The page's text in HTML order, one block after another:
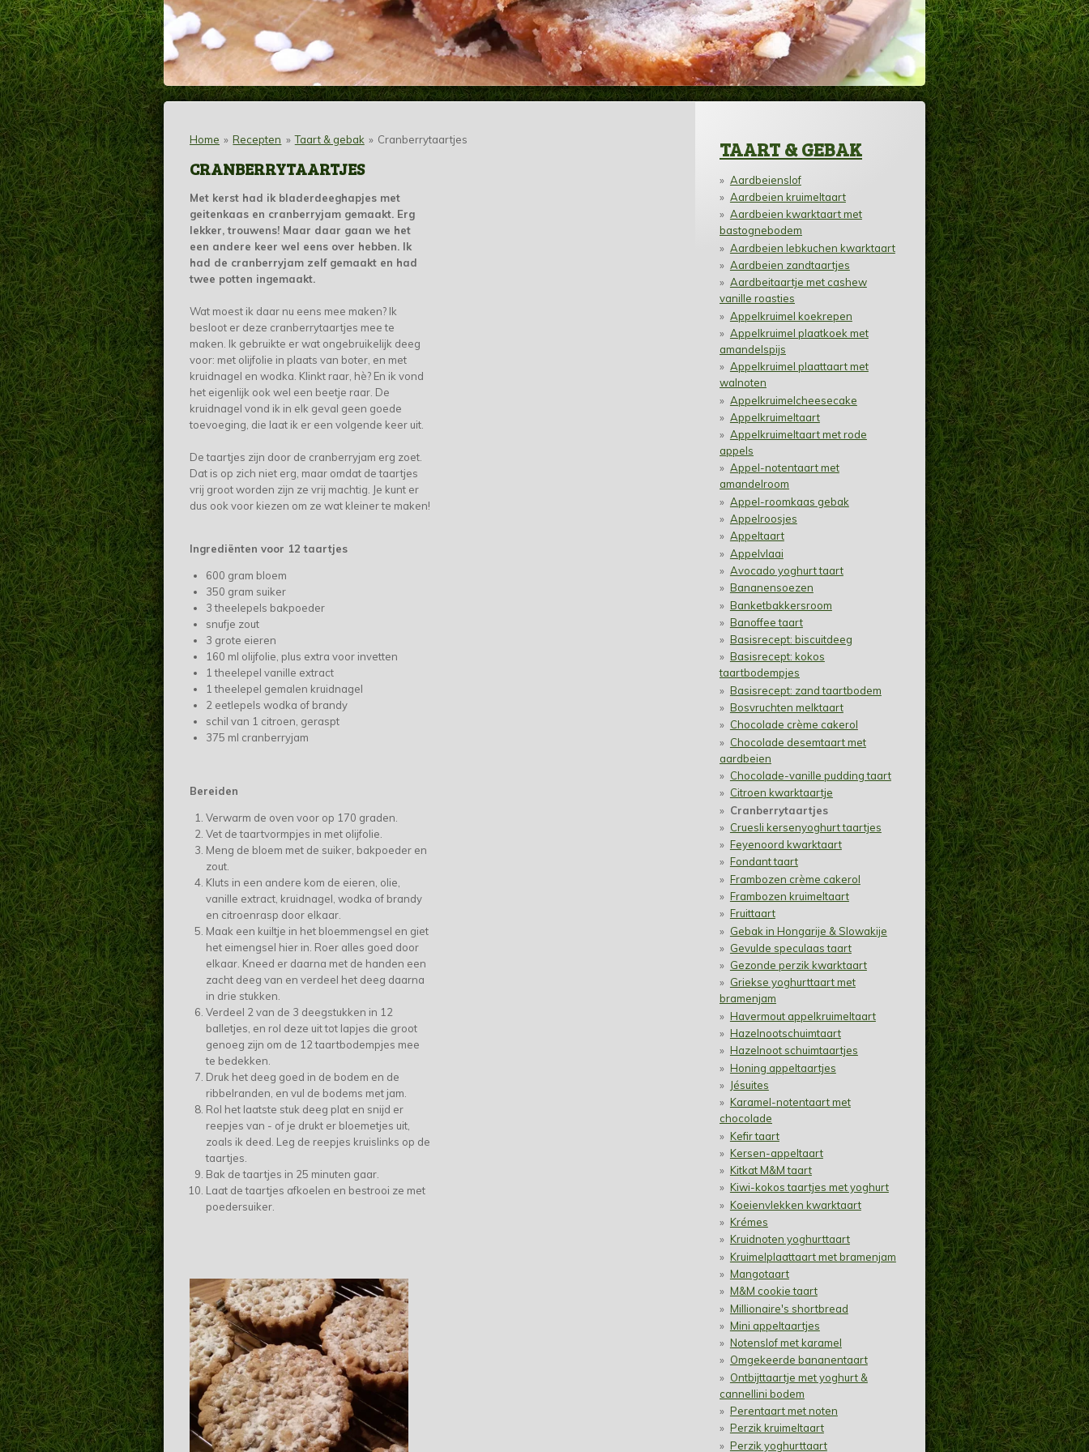
Home » Recepten » Taart & gebak » Cranberrytaartjes
CRANBERRYTAARTJES
Met kerst had ik bladerdeeghapjes met
geitenkaas en cranberryjam gemaakt. Erg
lekker, trouwens! Maar daar gaan we het
een andere keer wel eens over hebben. Ik
had de cranberryjam zelf gemaakt en had
twee potten ingemaakt.
Wat moest ik daar nu eens mee maken? Ik
besloot er deze cranberrytaartjes mee te
maken. Ik gebruikte er wat ongebruikelijk deeg
voor: met olijfolie in plaats van boter, en met
kruidnagel en wodka. Klinkt raar, hè? En ik vond
het eigenlijk ook wel een beetje raar. De
kruidnagel vond ik in elk geval geen goede
toevoeging, die laat ik er een volgende keer uit.
De taartjes zijn door de cranberryjam erg zoet.
Dat is op zich niet erg, maar omdat de taartjes
vrij groot worden zijn ze vrij machtig. Je kunt er
dus ook voor kiezen om ze wat kleiner te maken!
Ingrediënten voor 12 taartjes
600 gram bloem
350 gram suiker
3 theelepels bakpoeder
snufje zout
3 grote eieren
160 ml olijfolie, plus extra voor invetten
1 theelepel vanille extract
1 theelepel gemalen kruidnagel
2 eetlepels wodka of brandy
schil van 1 citroen, geraspt
375 ml cranberryjam
Bereiden
Verwarm de oven voor op 170 graden.
Vet de taartvormpjes in met olijfolie.
Meng de bloem met de suiker, bakpoeder en
zout.
Kluts in een andere kom de eieren, olie,
vanille extract, kruidnagel, wodka of brandy
en citroenrasp door elkaar.
Maak een kuiltje in het bloemmengsel en giet
het eimengsel hier in. Roer alles goed door
elkaar. Kneed er daarna met de handen een
zacht deeg van en verdeel het deeg daarna
in drie stukken.
Verdeel 2 van de 3 deegstukken in 12
balletjes, en rol deze uit tot lapjes die groot
genoeg zijn om de 12 taartbodempjes mee
te bedekken.
Druk het deeg goed in de bodem en de
ribbelranden, en vul de bodems met jam.
Rol het laatste stuk deeg plat en snijd er
reepjes van - of je drukt er bloemetjes uit,
zoals ik deed. Leg de reepjes kruislinks op de
taartjes.
Bak de taartjes in 25 minuten gaar.
Laat de taartjes afkoelen en bestrooi ze met
poedersuiker.
TAART & GEBAK
Aardbeienslof
Aardbeien kruimeltaart
Aardbeien kwarktaart met
bastognebodem
Aardbeien lebkuchen kwarktaart
Aardbeien zandtaartjes
Aardbeitaartje met cashew
vanille roasties
Appelkruimel koekrepen
Appelkruimel plaatkoek met
amandelspijs
Appelkruimel plaattaart met
walnoten
Appelkruimelcheesecake
Appelkruimeltaart
Appelkruimeltaart met rode
appels
Appel-notentaart met
amandelroom
Appel-roomkaas gebak
Appelroosjes
Appeltaart
Appelvlaai
Avocado yoghurt taart
Bananensoezen
Banketbakkersroom
Banoffee taart
Basisrecept: biscuitdeeg
Basisrecept: kokos
taartbodempjes
Basisrecept: zand taartbodem
Bosvruchten melktaart
Chocolade crème cakerol
Chocolade desemtaart met
aardbeien
Chocolade-vanille pudding taart
Citroen kwarktaartje
Cranberrytaartjes
Cruesli kersenyoghurt taartjes
Feyenoord kwarktaart
Fondant taart
Frambozen crème cakerol
Frambozen kruimeltaart
Fruittaart
Gebak in Hongarije & Slowakije
Gevulde speculaas taart
Gezonde perzik kwarktaart
Griekse yoghurttaart met
bramenjam
Havermout appelkruimeltaart
Hazelnootschuimtaart
Hazelnoot schuimtaartjes
Honing appeltaartjes
Jésuites
Karamel-notentaart met
chocolade
Kefir taart
Kersen-appeltaart
Kitkat M&M taart
Kiwi-kokos taartjes met yoghurt
Koeienvlekken kwarktaart
Krémes
Kruidnoten yoghurttaart
Kruimelplaattaart met bramenjam
Mangotaart
M&M cookie taart
Millionaire's shortbread
Mini appeltaartjes
Notenslof met karamel
Omgekeerde bananentaart
Ontbijttaartje met yoghurt &
cannellini bodem
Perentaart met noten
Perzik kruimeltaart
Perzik yoghurttaart